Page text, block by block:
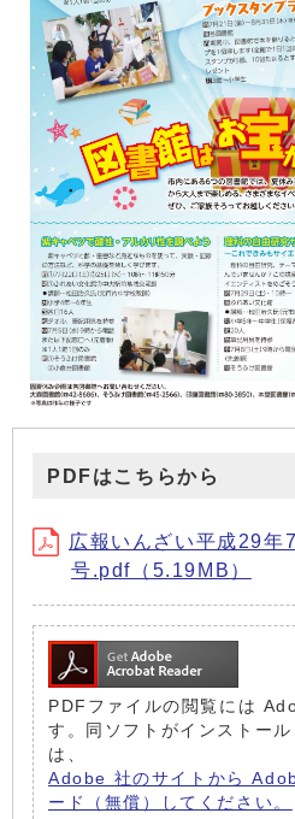
PDFはこちらから
広報いんざい平成29年
号.pdf（5.19MB）
PDFファイルの閲覧には
す。同ソフトがインストー
は、
Adobe 社のサイトから
ード（無償）してください。